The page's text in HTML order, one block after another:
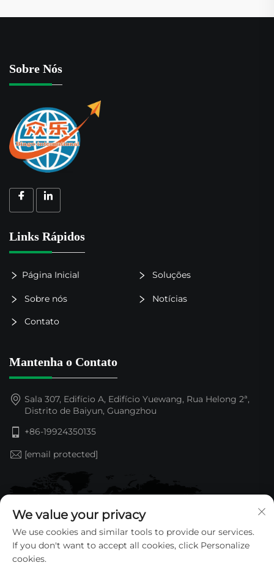
Sobre Nós
Links Rápidos
Página Inicial Soluções
Sobre nós Notícias
Contato
Mantenha o Contato
Sala 307, Edifício A, Edifício Yuewang, Rua Helong 2ª,
Distrito de Baiyun, Guangzhou
+86-19924350135
[email protected]
We value your privacy
We use cookies and similar tools to provide our services.
If you don't want to accept all cookies, click Personalize
cookies.